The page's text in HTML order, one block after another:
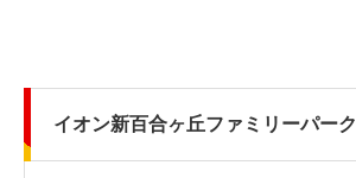
イオン新百合ヶ丘ファミリーパーク